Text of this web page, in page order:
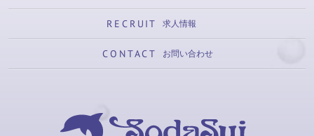
RECRUIT 求人情報
CONTACT お問い合わせ